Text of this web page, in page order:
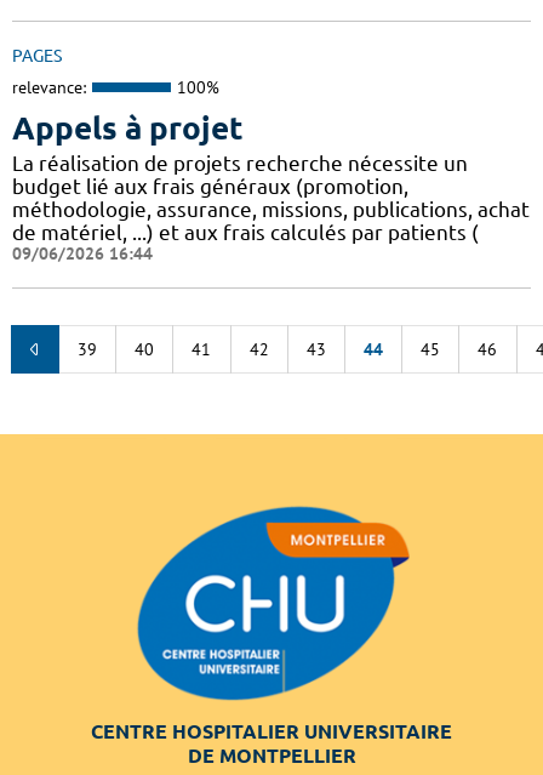
PAGES
relevance: 100%
Appels à projet
La réalisation de projets recherche nécessite un
budget lié aux frais généraux (promotion,
méthodologie, assurance, missions, publications, achat
de matériel, ...) et aux frais calculés par patients (
09/06/2026 16:44
39 40 41 42 43 44 45 46
CENTRE HOSPITALIER UNIVERSITAIRE
DE MONTPELLIER